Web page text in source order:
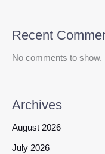
Recent
No comments to show.
Archives
August 2026
July 2026